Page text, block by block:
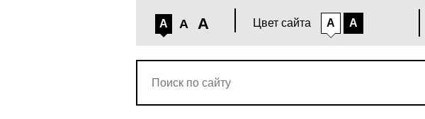
A A A Цвет сайта A A